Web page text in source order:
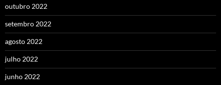
outubro 2022
setembro 2022
agosto 2022
julho 2022
junho 2022